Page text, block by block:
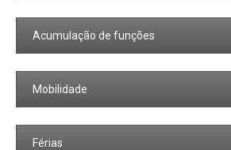
Acumulação de funções
Mobilidade
Férias